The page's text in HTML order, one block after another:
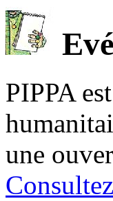
PIPPA
une